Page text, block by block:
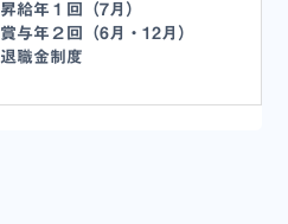
昇給年１回（7月）
賞与年２回（6月・12月）
退職金制度